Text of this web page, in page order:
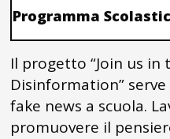
Programma
Il progetto “Join us
Disinformation”
fake news a scuola.
promuovere il